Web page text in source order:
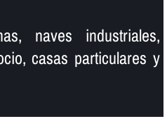
naves industriales,
casas particulares y